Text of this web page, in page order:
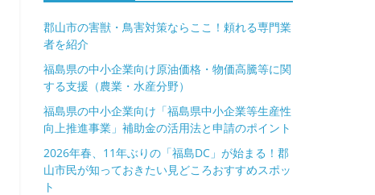
郡山市の害獣・鳥害対策ならここ！頼れる専門業
者を紹介
福島県の中小企業向け原油価格・物価高騰等に関
する支援（農業・水産分野）
福島県の中小企業向け「福島県中小企業等生産性
向上推進事業」補助金の活用法と申請のポイント
2026年春、11年ぶりの「福島DC」が始まる！郡
山市民が知っておきたい見どころおすすめスポッ
ト